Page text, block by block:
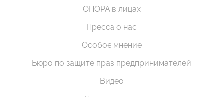
ОПОРА в лицах
Пресса о нас
Особое мнение
Бюро по защите прав предпринимателей
Видео